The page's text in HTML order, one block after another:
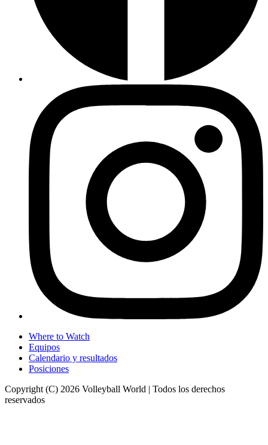
Where to Watch
Equipos
Calendario y resultados
Posiciones
Copyright (C) 2026 Volleyball World | Todos los derechos
reservados